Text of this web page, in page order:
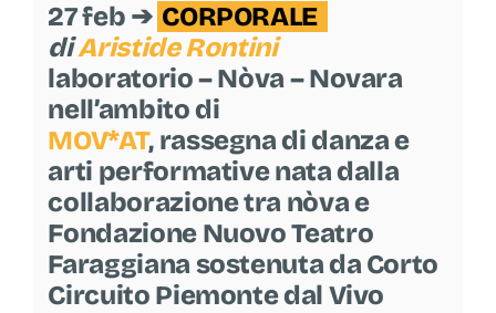
27 feb ➔ CORPORALE
diAristide Rontini
laboratorio – Nòva – Novara
nell’ambito di
MOV*AT, rassegna di danza e
arti performative nata dalla
collaborazione tra nòva e
Fondazione Nuovo Teatro
Faraggiana sostenuta da Corto
Circuito Piemonte dal Vivo